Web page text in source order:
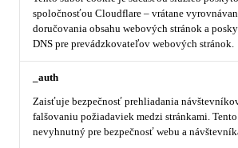
spoločnosťou Cloudflare – vrátane
doručovania obsahu webových stránok a
DNS pre prevádzkovateľov webových stránok.
_auth
Zaisťuje bezpečnosť prehliadania
falšovaniu požiadaviek medzi stránkami.
nevyhnutný pre bezpečnosť webu a